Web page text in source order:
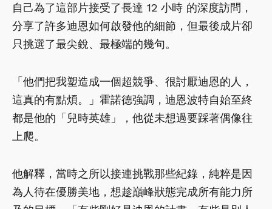
自己為了這部片接受了長達 12 小時 的深度訪問，
分享了許多迪恩如何啟發他的細節，但最後成片卻
只挑選了最尖銳、最極端的幾句。
「他們把我塑造成一個超競爭、很討厭迪恩的人，
這真的有點煩。」霍諾德強調，迪恩波特自始至終
都是他的「兒時英雄」，他從未想過要踩著偶像往
上爬。
他解釋，當時之所以接連挑戰那些紀錄，純粹是因
為人待在優勝美地，想趁巔峰狀態完成所有能力所